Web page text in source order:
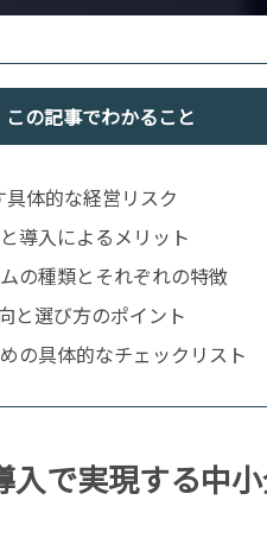
この記事でわかること
体的な経営リスク
導入によるメリット
の種類とそれぞれの特徴
と選び方のポイント
の具体的なチェックリスト
入で実現する中